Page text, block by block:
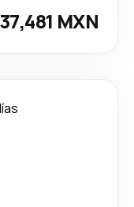
37,481 MXN